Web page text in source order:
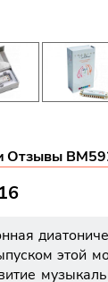
Отзывы
этой